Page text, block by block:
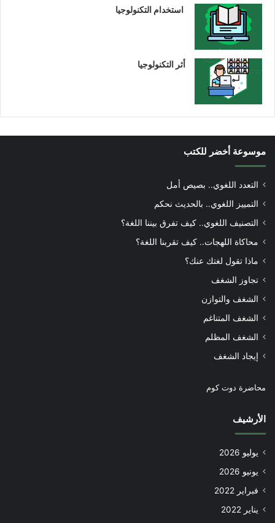
استخدام التكنولوجيا
أثر التكنولوجيا
موسوعة أخضر للكتب
التعدد اللغوي.. بصيص أمل
التمييز اللغوي.. بالحديث نحكم
التصنيف اللغوي.. كيف تفرق بيننا اللغة؟
محاكاة اللهجات.. كيف تقربنا اللغة؟
ماذا تقول لغتك عنك؟
تجاوز الشغف
الشغف والتوازن
الشغف المتناغم
الشغف المظلم
إيجاد الشغف
محاضرة دوت كوم
الأرشيف
يوليو 2026
يونيو 2026
فبراير 2022
يناير 2022